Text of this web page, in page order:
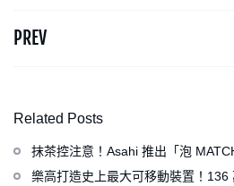
PREV
Related Posts
抹茶控注意！Asahi 推出「泡
泡感，拿鐵、可爾必思等新品同步
樂高打造史上最大可移動裝置！136